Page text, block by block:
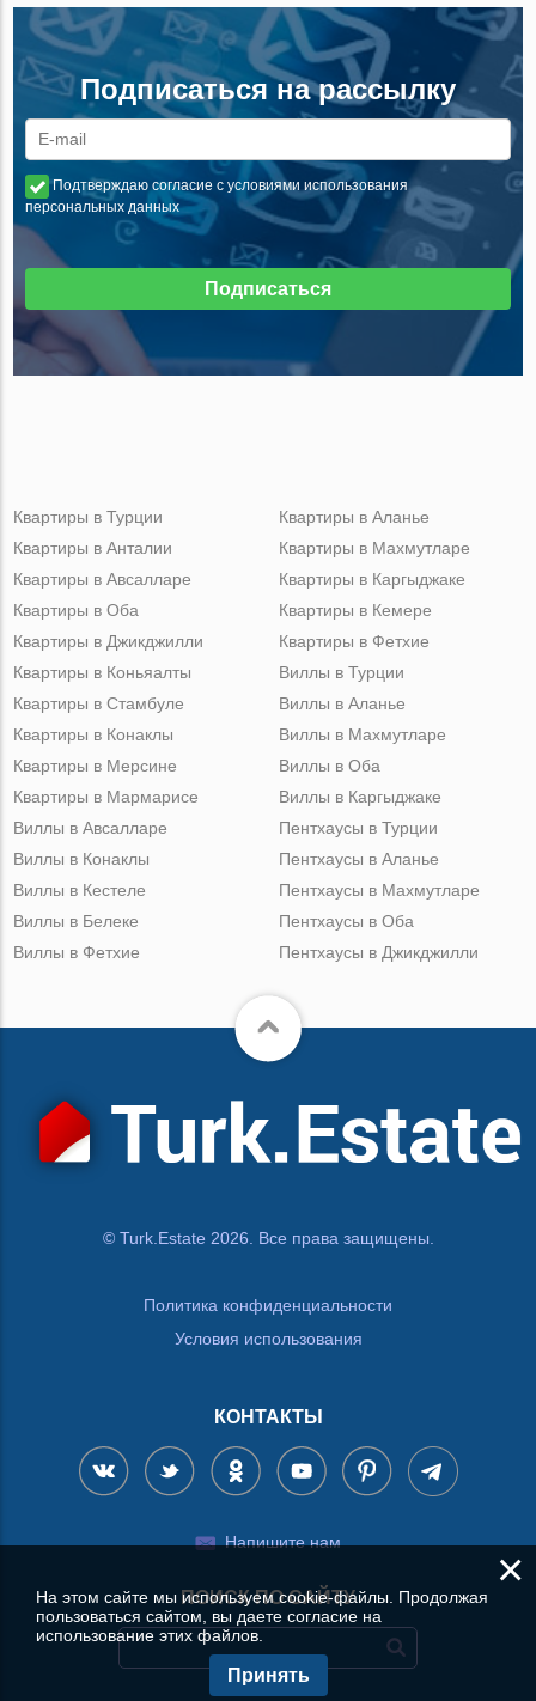
Подписаться на рассылку
Подтверждаю согласие с условиями использования
персональных данных
Подписаться
Квартиры в Турции
Квартиры в Анталии
Квартиры в Авсалларе
Квартиры в Оба
Квартиры в Джикджилли
Квартиры в Аланье
Квартиры в Махмутларе
Квартиры в Каргыджаке
Квартиры в Кемере
Квартиры в Фетхие
Квартиры в Коньяалты
Квартиры в Стамбуле
Квартиры в Конаклы
Квартиры в Мерсине
Квартиры в Мармарисе
Виллы в Турции
Виллы в Аланье
Виллы в Махмутларе
Виллы в Оба
Виллы в Каргыджаке
Виллы в Авсалларе
Виллы в Конаклы
Виллы в Кестеле
Виллы в Белеке
Виллы в Фетхие
Пентхаусы в Турции
Пентхаусы в Аланье
Пентхаусы в Махмутларе
Пентхаусы в Оба
Пентхаусы в Джикджилли
© Turk.Estate 2026. Все права защищены.
Политика конфиденциальности
Условия использования
КОНТАКТЫ
Напишите нам
ПОИСК ПО САЙТУ
×
На этом сайте мы используем cookie-файлы. Продолжая
пользоваться сайтом, вы даете согласие на
использование этих файлов.
Принять